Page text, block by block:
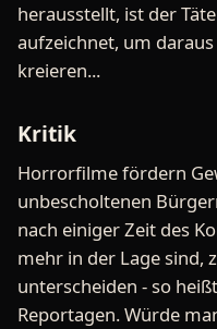
herausstellt, ist der
aufzeichnet, um
kreieren...
Kritik
Horrorfilme fördern
unbescholtenen
nach einiger Zeit des
mehr in der Lage sind,
unterscheiden - so
Reportagen. Würde